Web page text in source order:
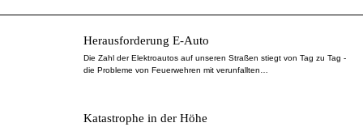
Herausforderung E-Auto
Die Zahl der Elektroautos auf unseren Straßen stiegt von Tag zu Tag -
die Probleme von Feuerwehren mit verunfallten…
Katastrophe in der Höhe